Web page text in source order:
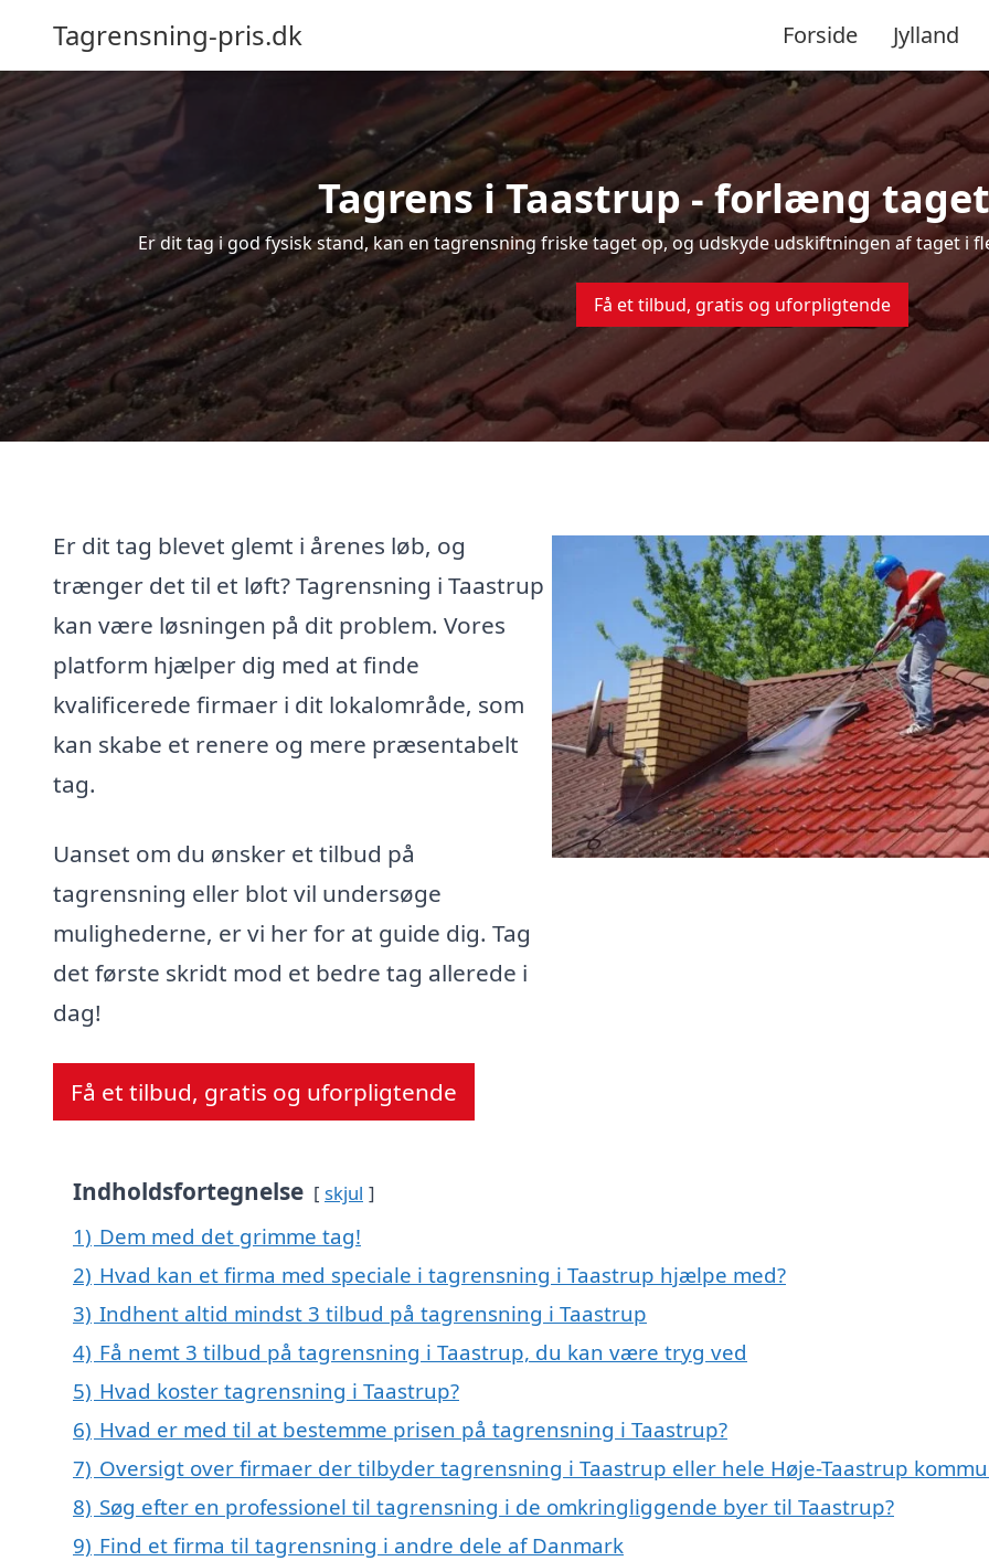
Tagrensning-pris.dk Forside Jylland
Tagrens i Taastrup - forlæng
Er dit tag i god fysisk stand, kan en tagrensning friske taget op, og udskyde udskiftningen af taget i
Få et tilbud, gratis og uforpligtende
Er dit tag blevet glemt i årenes løb, og
trænger det til et løft? Tagrensning i Taastrup
kan være løsningen på dit problem. Vores
platform hjælper dig med at finde
kvalificerede firmaer i dit lokalområde, som
kan skabe et renere og mere præsentabelt
tag.
Uanset om du ønsker et tilbud på
tagrensning eller blot vil undersøge
mulighederne, er vi her for at guide dig. Tag
det første skridt mod et bedre tag allerede i
dag!
Få et tilbud, gratis og uforpligtende
Indholdsfortegnelse skjul
1) Dem med det grimme tag!
2) Hvad kan et firma med speciale i tagrensning i Taastrup hjælpe med?
3) Indhent altid mindst 3 tilbud på tagrensning i Taastrup
4) Få nemt 3 tilbud på tagrensning i Taastrup, du kan være tryg ved
5) Hvad koster tagrensning i Taastrup?
6) Hvad er med til at bestemme prisen på tagrensning i Taastrup?
7) Oversigt over firmaer der tilbyder tagrensning i Taastrup eller hele Høje-Taastrup
8) Søg efter en professionel til tagrensning i de omkringliggende byer til Taastrup?
9) Find et firma til tagrensning i andre dele af Danmark